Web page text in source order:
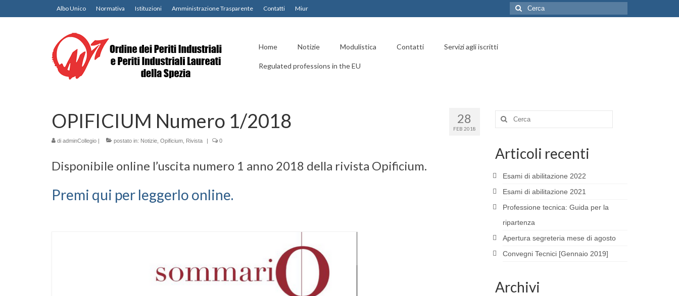
Albo Unico Normativa Istituzioni Amministrazione Trasparente Contatti Miur Cerca:
Home Notizie Modulistica Contatti Servizi agli iscritti
Regulated professions in the EU
28
FEB 2018
OPIFICIUM Numero 1/2018
di adminCollegio | postato in: Notizie Opificium Rivista | 0
Disponibile online l’uscita numero 1 anno 2018 della rivista Opificium.
Premi qui per leggerlo online.
Cerca:
Articoli recenti
Esami di abilitazione 2022
Esami di abilitazione 2021
Professione tecnica: Guida per la
ripartenza
Apertura segreteria mese di agosto
Convegni Tecnici [Gennaio 2019]
Archivi